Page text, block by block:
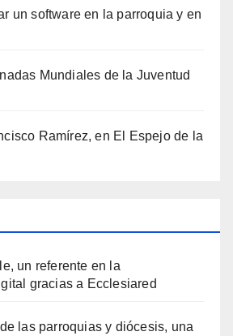
un software en la parroquia y en
Mundiales de la Juventud
Ramírez, en El Espejo de la
un referente en la
gracias a Ecclesiared
las parroquias y diócesis, una